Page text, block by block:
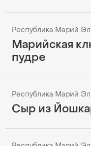
Республика Марий Эл
Марийская
пудре
Республика Марий Эл
Сыр из